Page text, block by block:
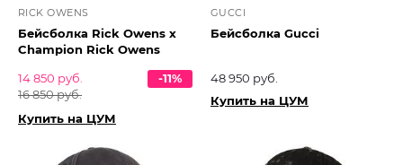
RICK OWENS
Бейсболка Rick Owens x
Champion Rick Owens
14 850 руб.
16 850 руб.
-11%
Купить на ЦУМ
GUCCI
Бейсболка Gucci
48 950 руб.
Купить на ЦУМ